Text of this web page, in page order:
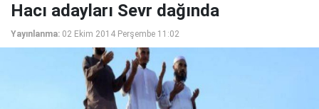
Hacı adayları Sevr dağında
Yayınlanma: 02 Ekim 2014 Perşembe 11:02